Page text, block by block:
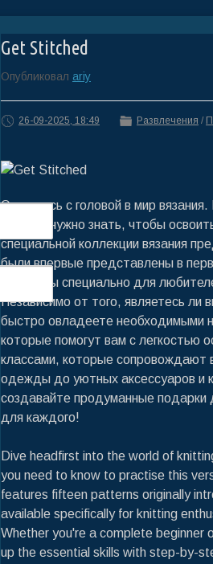
Get Stitched
Опубликовал ariy
26-09-2025, 18:49 Развлечения /
Окунитесь с головой в мир
что вам нужно знать, чтобы
специальной коллекции вязания
были впервые представлены в
доступны специально для
Независимо от того, являетесь ли
быстро овладеете необходимыми
которые помогут вам с легкостью
классами, которые сопровождают
одежды до уютных аксессуаров и
создавайте продуманные
для каждого!
Dive headfirst into the world of
you need to know to practise this
features fifteen patterns originally
available specifically for knitting
Whether you're a complete beginner
up the essential skills with step-by-